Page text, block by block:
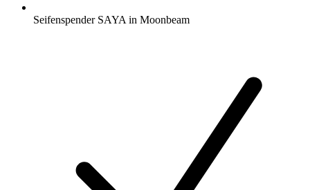
Seifenspender SAYA in Moonbeam